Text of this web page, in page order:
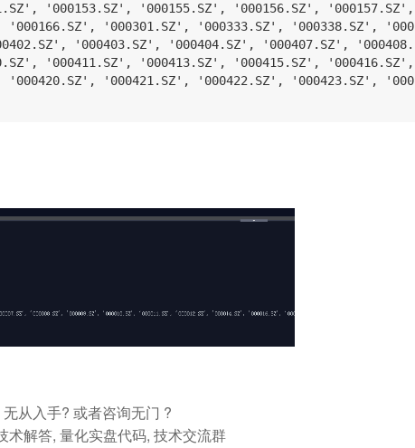
'000153.SZ', '000155.SZ', '000156.SZ', '000157.SZ',
'000166.SZ', '000301.SZ', '000333.SZ', '000338.SZ', '000
'000403.SZ', '000404.SZ', '000407.SZ', '000408.
'000411.SZ', '000413.SZ', '000415.SZ', '000416.SZ',
'000420.SZ', '000421.SZ', '000422.SZ', '000423.SZ', '000
从入手? 或者咨询无门 ?
术解答, 量化实盘代码, 技术交流群